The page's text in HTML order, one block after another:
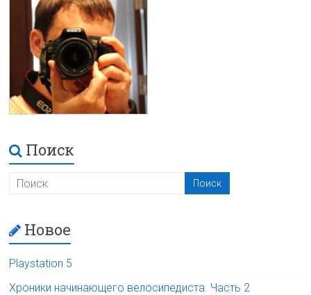
Поиск
Новое
Playstation 5
Хроники начинающего велосипедиста. Часть 2